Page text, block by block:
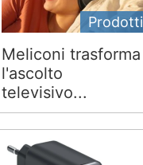
Prodotti
Meliconi trasforma
l'ascolto
televisivo...